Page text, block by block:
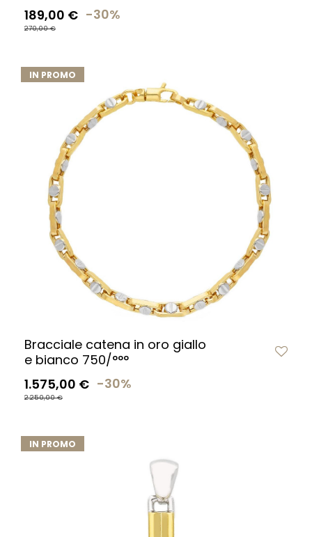
189,00 € -30%
270,00 €
IN PROMO
Bracciale catena in oro giallo
e bianco 750/°°°
1.575,00 € -30%
2.250,00 €
IN PROMO